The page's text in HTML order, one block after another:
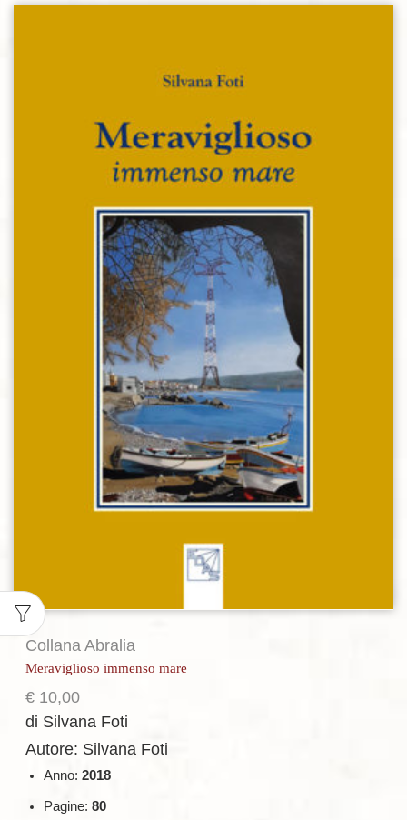
Aggiungi alla lista dei desideri
Collana Abralia
Meraviglioso immenso mare
€ 10,00
di Silvana Foti
Autore: Silvana Foti
Anno: 2018
Pagine: 80